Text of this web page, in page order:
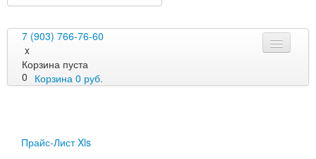
7 (903) 766-76-60
x
Корзина пуста
0 Корзина 0 руб.
Перезарядка ОП
Прайс-Лист Xls